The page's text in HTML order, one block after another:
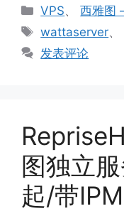
分
类
VPS、西雅图
标
签
wattaserver、
发表评论
图独立
起/带